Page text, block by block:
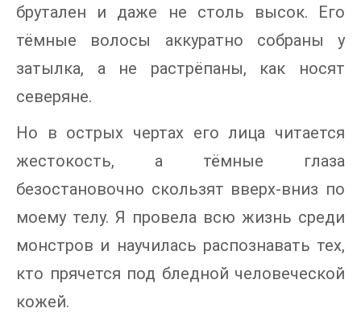
брутален и даже не столь высок. Его
тёмные волосы аккуратно собраны у
затылка, а не растрёпаны, как носят
северяне.
Но в острых чертах его лица читается
жестокость, а тёмные глаза
безостановочно скользят вверх-вниз по
моему телу. Я провела всю жизнь среди
монстров и научилась распознавать тех,
кто прячется под бледной человеческой
кожей.